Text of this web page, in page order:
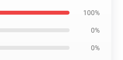
100%
0%
0%